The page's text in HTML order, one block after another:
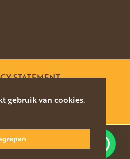
gebruik van cookies.
STATEMENT
DIRECT CONTACT
076-5878627
we u mee helpen?